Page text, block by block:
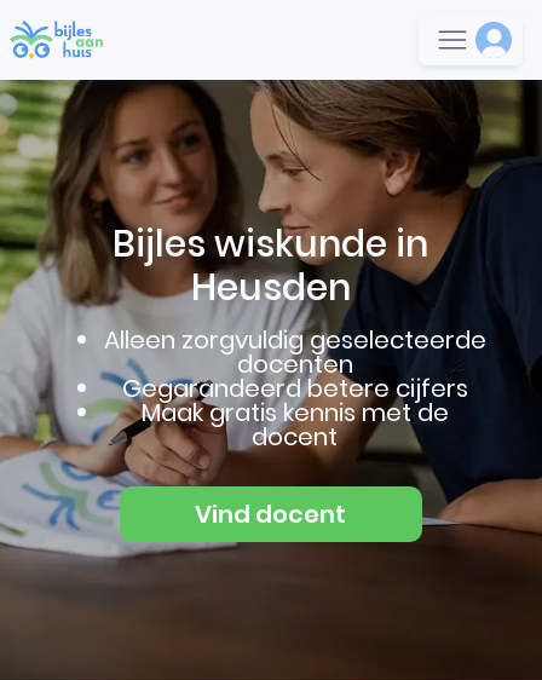
Bijles wiskunde in
Heusden
Alleen zorgvuldig geselecteerde
docenten
Gegarandeerd betere cijfers
Maak gratis kennis met de
docent
Vind docent